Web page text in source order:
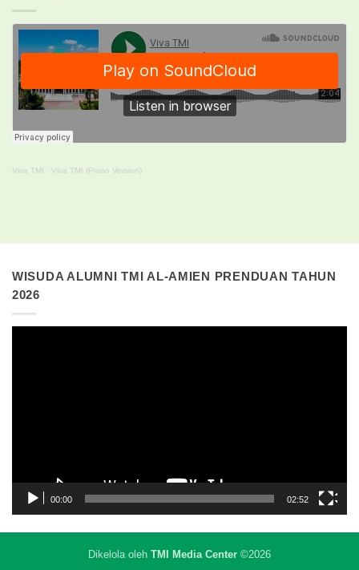
Viva TMI · Viva TMI (Piano Version)
WISUDA ALUMNI TMI AL-AMIEN PRENDUAN TAHUN
2026
00:00 02:52
Dikelola oleh TMI Media Center ©2026